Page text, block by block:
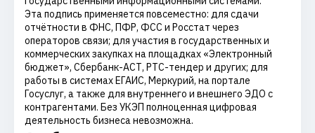
Эта подпись применяется повсеместно: для сдачи
отчётности в ФНС, ПФР, ФСС и Росстат через
операторов связи; для участия в государственных и
коммерческих закупках на площадках «Электронный
бюджет», Сбербанк-АСТ, РТС-тендер и других; для
работы в системах ЕГАИС, Меркурий, на портале
Госуслуг, а также для внутреннего и внешнего ЭДО с
контрагентами. Без УКЭП полноценная цифровая
деятельность бизнеса невозможна.